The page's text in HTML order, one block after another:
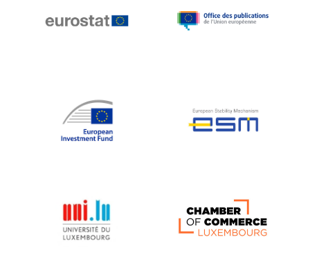
Katharien L.C. Hunt
Klaus-Heiner Lehne
Koen LENAERTS
Lars Heikensten
Lucas Papademos
Máire Geoghegan-Quinn